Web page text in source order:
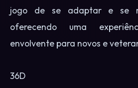
jogo de se adaptar e se
oferecendo uma
envolvente para novos e
36D